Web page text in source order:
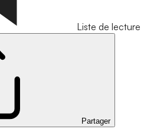
Liste de lecture
Partager